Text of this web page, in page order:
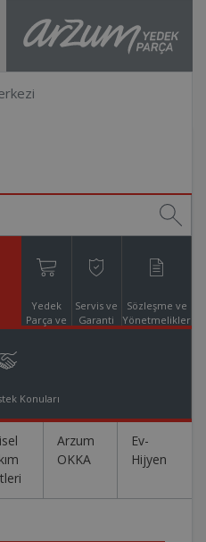
Yedek
Parça ve
Servis ve
Garanti
Sözleşme ve
Yönetmelikler
Konuları
Arzum
OKKA
Ev-
Hijyen